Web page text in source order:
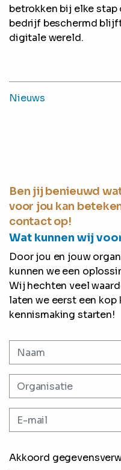
betrokken bij elke
bedrijf beschermd
digitale wereld.
Nieuws
Ben jij benieuwd
voor jou kan
contact op!
Wat kunnen wij
Door jou en jouw
kunnen we een
Wij hechten veel
laten we eerst een
kennismaking starten!
Akkoord